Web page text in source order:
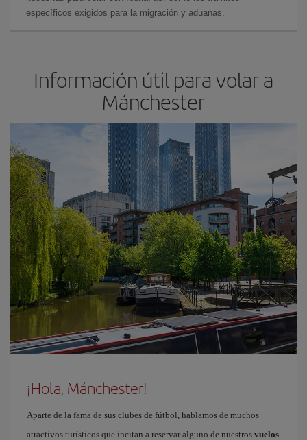
específicos exigidos para la migración y aduanas.
Información útil para volar a
Mánchester
¡Hola, Mánchester!
Aparte de la fama de sus clubes de fútbol, hablamos de muchos
atractivos turísticos que incitan a reservar alguno de nuestros vuelos